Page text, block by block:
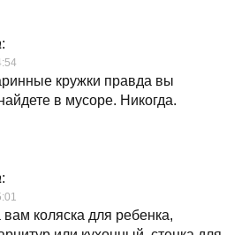
:
кружки правда вы
в мусоре. Никогда.
:
коляска для ребенка,